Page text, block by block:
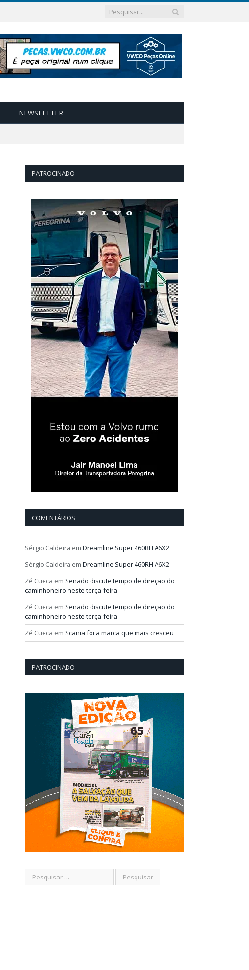
NEWSLETTER
PATROCINADO
COMENTÁRIOS
Sérgio Caldeira em Dreamline Super 460RH A6X2
Sérgio Caldeira em Dreamline Super 460RH A6X2
Zé Cueca em Senado discute tempo de direção do
caminhoneiro neste terça-feira
Zé Cueca em Senado discute tempo de direção do
caminhoneiro neste terça-feira
Zé Cueca em Scania foi a marca que mais cresceu
PATROCINADO